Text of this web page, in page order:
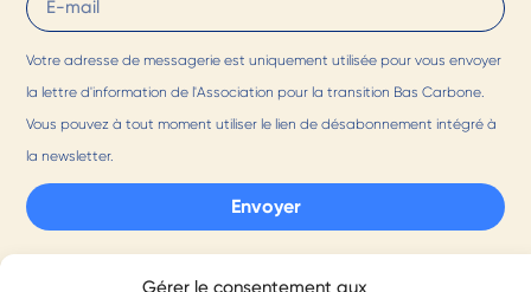
Gérer le consentement aux
Votre adresse de messagerie est uniquement utilisée pour vous envoyer
la lettre d'information de l'Association pour la transition Bas Carbone.
Vous pouvez à tout moment utiliser le lien de désabonnement intégré à
la newsletter.
Envoyer
Un peu perdu.e ?